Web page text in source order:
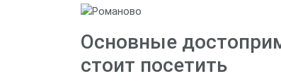
Основные
стоит посетить